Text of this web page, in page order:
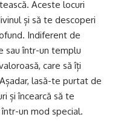
Aceste locuri
și să te descoperi
Indiferent de
sau într-un templu
care să îți
lasă-te purtat de
și încearcă să te
un mod special.